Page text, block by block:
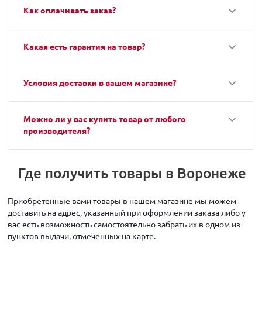
Как оплачивать заказ?
Какая есть гарантия на товар?
Условия доставки в вашем магазине?
Можно ли у вас купить товар от любого
производителя?
Где получить товары в Воронеже
Приобретенные вами товары в нашем магазине мы можем
доставить на адрес, указанный при оформлении заказа либо у
вас есть возможность самостоятельно забрать их в одном из
пунктов выдачи, отмеченных на карте.